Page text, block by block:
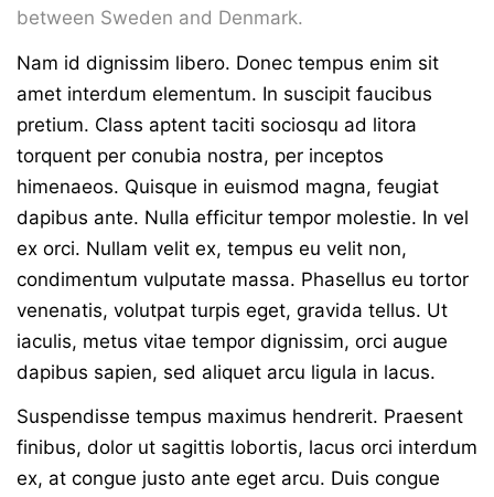
between Sweden and Denmark.
Nam id dignissim libero. Donec tempus enim sit
amet interdum elementum. In suscipit faucibus
pretium. Class aptent taciti sociosqu ad litora
torquent per conubia nostra, per inceptos
himenaeos. Quisque in euismod magna, feugiat
dapibus ante. Nulla efficitur tempor molestie. In vel
ex orci. Nullam velit ex, tempus eu velit non,
condimentum vulputate massa. Phasellus eu tortor
venenatis, volutpat turpis eget, gravida tellus. Ut
iaculis, metus vitae tempor dignissim, orci augue
dapibus sapien, sed aliquet arcu ligula in lacus.
Suspendisse tempus maximus hendrerit. Praesent
finibus, dolor ut sagittis lobortis, lacus orci interdum
ex, at congue justo ante eget arcu. Duis congue